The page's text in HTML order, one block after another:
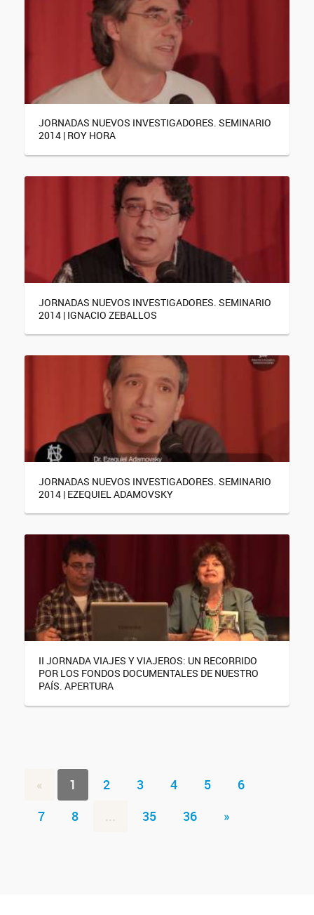
JORNADAS NUEVOS INVESTIGADORES. SEMINARIO
2014 | ROY HORA
JORNADAS NUEVOS INVESTIGADORES. SEMINARIO
2014 | IGNACIO ZEBALLOS
JORNADAS NUEVOS INVESTIGADORES. SEMINARIO
2014 | EZEQUIEL ADAMOVSKY
II JORNADA VIAJES Y VIAJEROS: UN RECORRIDO
POR LOS FONDOS DOCUMENTALES DE NUESTRO
PAÍS. APERTURA
« 1 2 3 4 5
6
7
8 ... 35 36 »